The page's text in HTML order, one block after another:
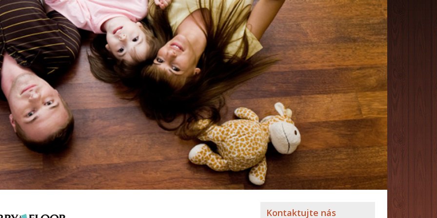
Kontaktujte nás